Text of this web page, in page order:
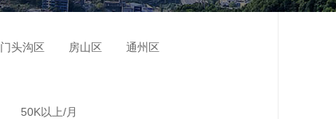
门头沟区 房山区 通州区
50K以上/月